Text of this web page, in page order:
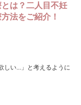
は？二人目不妊
法をご紹介！
しい...」と考えるように